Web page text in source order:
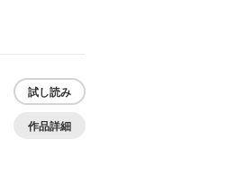
試し読み
作品詳細